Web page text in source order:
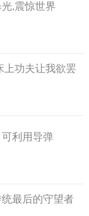
,震惊世界
上功夫让我欲罢
利用导弹
最后的守望者